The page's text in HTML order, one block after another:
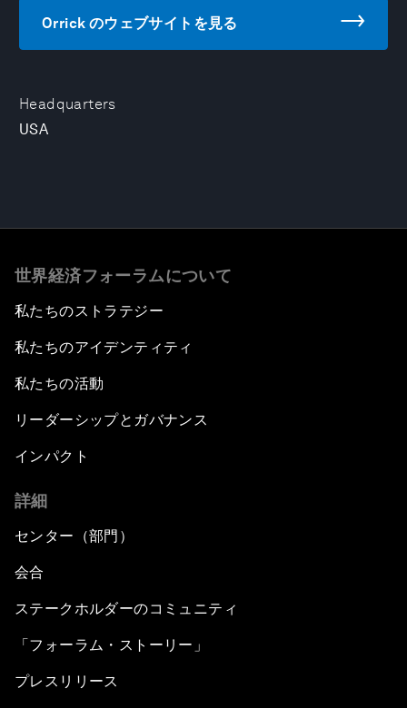
Headquarters
USA
Orrick のウェブサイトを見る
世界経済フォーラムについて
私たちのストラテジー
私たちのアイデンティティ
私たちの活動
リーダーシップとガバナンス
インパクト
詳細
センター（部門）
会合
ステークホルダーのコミュニティ
「フォーラム・ストーリー」
プレスリリース